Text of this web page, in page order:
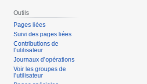
Outils
Pages liées
Suivi des pages liées
Contributions de
l’utilisateur
Journaux d’opérations
Voir les groupes de
l’utilisateur